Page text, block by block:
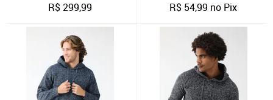
R$299,99 R$ 54,99 no Pix